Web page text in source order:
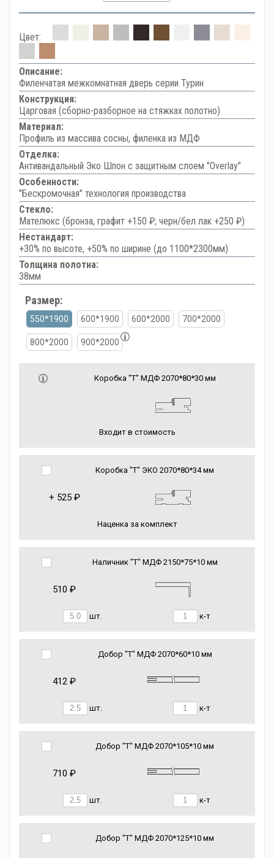
Цвет:
Описание:
Филенчатая межкомнатная дверь серии Турин
Конструкция:
Царговая (сборно-разборное на стяжках полотно)
Материал:
Профиль из массива сосны, филенка из МДФ
Отделка:
Антивандальный Эко Шпон с защитным слоем "Overlay"
Особенности:
"Бескромочная" технология производства
Стекло:
Мателюкс (бронза, графит +150 ₽; черн/бел лак +250 ₽)
Нестандарт:
+30% по высоте, +50% по ширине (до 1100*2300мм)
Толщина полотна:
38мм
Размер:
550*1900 600*1900 600*2000 700*2000
800*2000 900*2000
Коробка "Т" МДФ 2070*80*30 мм
Входит в стоимость
Коробка "Т" ЭКО 2070*80*34 мм
+ 525 ₽
Наценка за комплект
Наличник "Т" МДФ 2150*75*10 мм
510 ₽
шт. к-т
Добор "Т" МДФ 2070*60*10 мм
412 ₽
шт. к-т
Добор "Т" МДФ 2070*105*10 мм
710 ₽
шт. к-т
Добор "Т" МДФ 2070*125*10 мм